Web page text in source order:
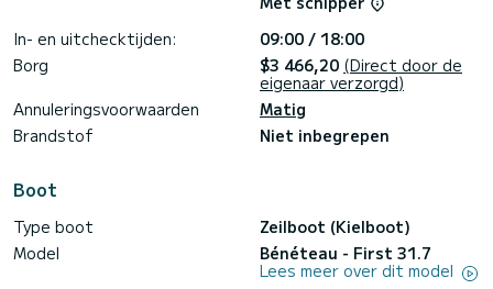
Visuitrusting (30€ per weekend, 50€ per week)
In- en uitchecktijden:
09:00 / 18:00
Borg
$3 466,20 (Direct door de
eigenaar verzorgd)
Annuleringsvoorwaarden
Matig
Brandstof
Niet inbegrepen
Boot
Type boot
Zeilboot (Kielboot)
Model
Bénéteau - First 31.7
Lees meer over dit model